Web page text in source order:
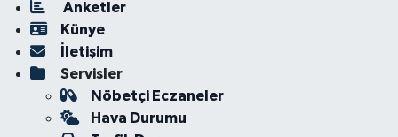
Anketler
Künye
İletişim
Servisler
Nöbetçi Eczaneler
Hava Durumu